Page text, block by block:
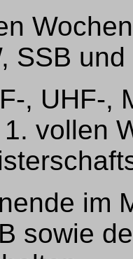
SSB
, UHF-,
vollen
im
sowie